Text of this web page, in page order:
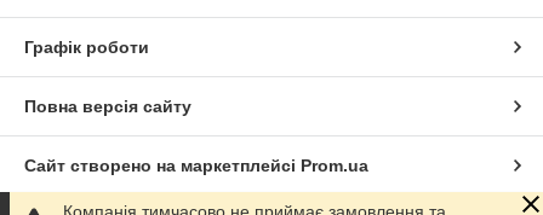
Графік роботи
Повна версія сайту
Сайт створено на маркетплейсі Prom.ua